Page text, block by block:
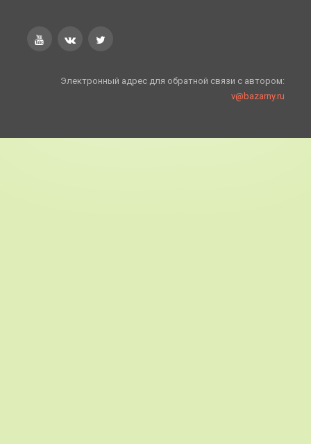
Электронный адрес для обратной связи с автором:
v@bazarny.ru